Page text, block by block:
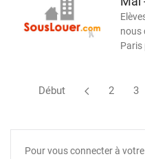
nous
Paris
Début 2 3
Pour vous connecter à